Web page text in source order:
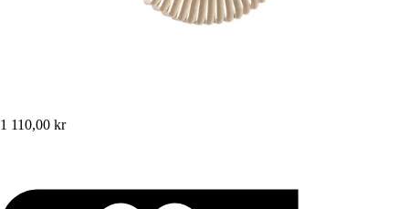
1 110,00 kr